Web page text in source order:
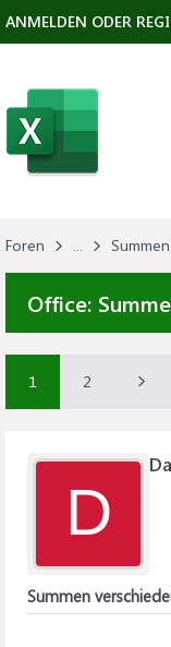
Foren ...
Office:
1 2
D
Summen
ANMELDEN ODER